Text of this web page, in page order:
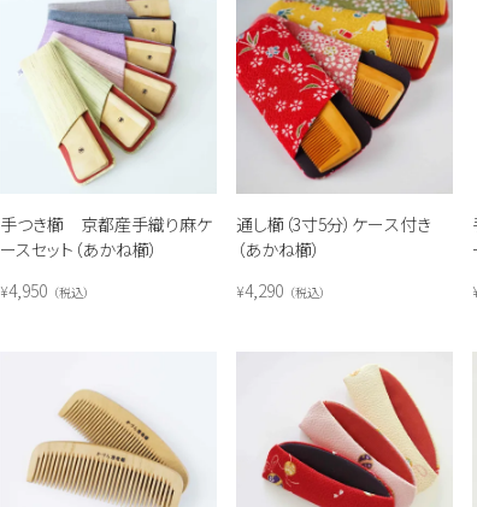
手つき櫛 京都産手織り麻ケ
ースセット（あかね櫛）
¥4,950 税込
通し櫛（3寸5分）ケース付き
（あかね櫛）
¥4,290 税込